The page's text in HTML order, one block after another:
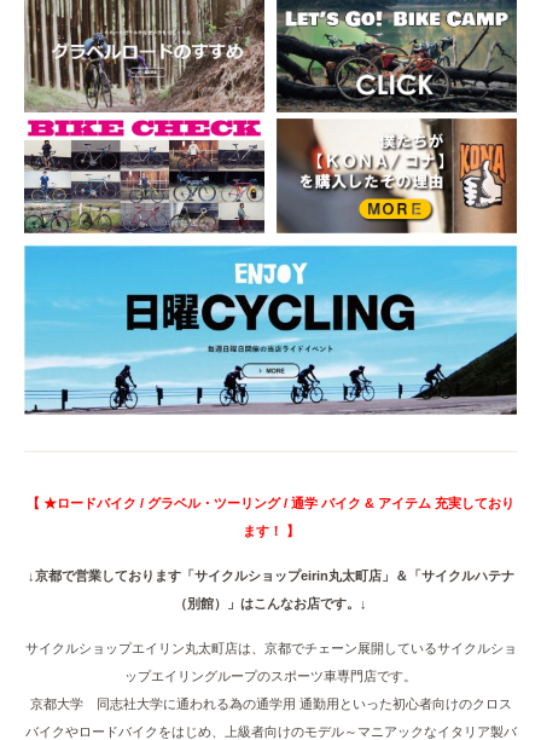
【 ★ロードバイク / グラベル・ツーリング / 通学 バイク & アイテム 充実しており
ます！ 】
↓京都で営業しております「サイクルショップeirin丸太町店」＆「サイクルハテナ
（別館）」はこんなお店です。↓
サイクルショップエイリン丸太町店は、京都でチェーン展開しているサイクルショ
ップエイリングループのスポーツ車専門店です。
京都大学 同志社大学に通われる為の通学用 通勤用といった初心者向けのクロス
バイクやロードバイクをはじめ、上級者向けのモデル～マニアックなイタリア製バ